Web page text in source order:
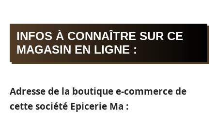
INFOS À CONNAÎTRE SUR CE
MAGASIN EN LIGNE :
Adresse de la boutique e-commerce de
cette société Epicerie Ma :